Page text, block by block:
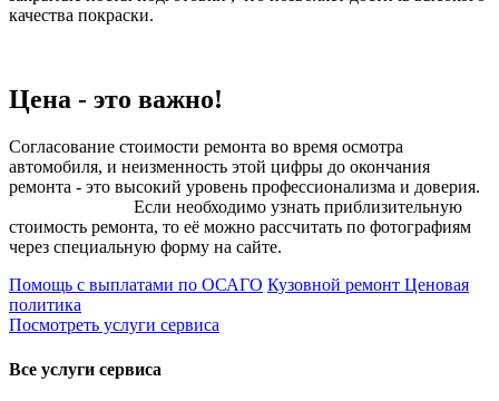
качества покраски.
Цена - это важно!
Согласование стоимости ремонта во время осмотра
автомобиля, и неизменность этой цифры до окончания
ремонта - это высокий уровень профессионализма и доверия.
Если необходимо узнать приблизительную
стоимость ремонта, то её можно рассчитать по фотографиям
через специальную форму на сайте.
Помощь с выплатами по ОСАГО Кузовной ремонт Ценовая
политика
Посмотреть услуги сервиса
Все услуги сервиса